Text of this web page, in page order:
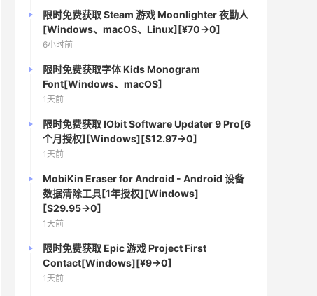
限时免费获取 Steam 游戏 Moonlighter 夜勤人
[Windows、macOS、Linux][¥70→0]
6小时前
限时免费获取字体 Kids Monogram
Font[Windows、macOS]
1天前
限时免费获取 IObit Software Updater 9 Pro[6
个月授权][Windows][$12.97→0]
1天前
MobiKin Eraser for Android - Android 设备
数据清除工具[1年授权][Windows]
[$29.95→0]
1天前
限时免费获取 Epic 游戏 Project First
Contact[Windows][¥9→0]
1天前